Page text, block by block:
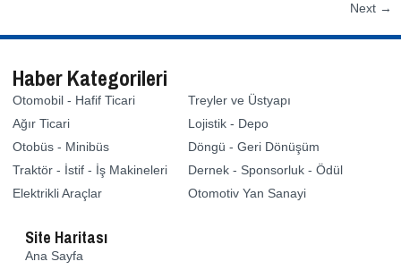
Next →
Haber Kategorileri
Otomobil - Hafif Ticari
Ağır Ticari
Otobüs - Minibüs
Traktör - İstif - İş Makineleri
Elektrikli Araçlar
Treyler ve Üstyapı
Lojistik - Depo
Döngü - Geri Dönüşüm
Dernek - Sponsorluk - Ödül
Otomotiv Yan Sanayi
Site Haritası
Ana Sayfa